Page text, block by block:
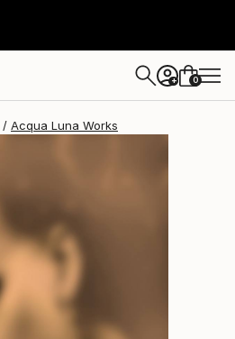
+ 0
Acqua Luna Works